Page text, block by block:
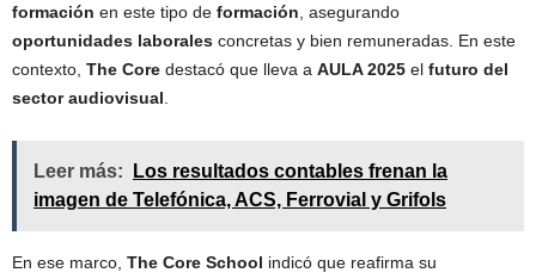
formación en este tipo de formación , asegurando
oportunidades laborales concretas y bien remuneradas. En este
contexto, The Core destacó que lleva a AULA 2025 el futuro del
sector audiovisual
Leer más:
Los resultados contables frenan la
imagen de Telefónica, ACS, Ferrovial y Grifols
En ese marco, The Core School indicó que reafirma su